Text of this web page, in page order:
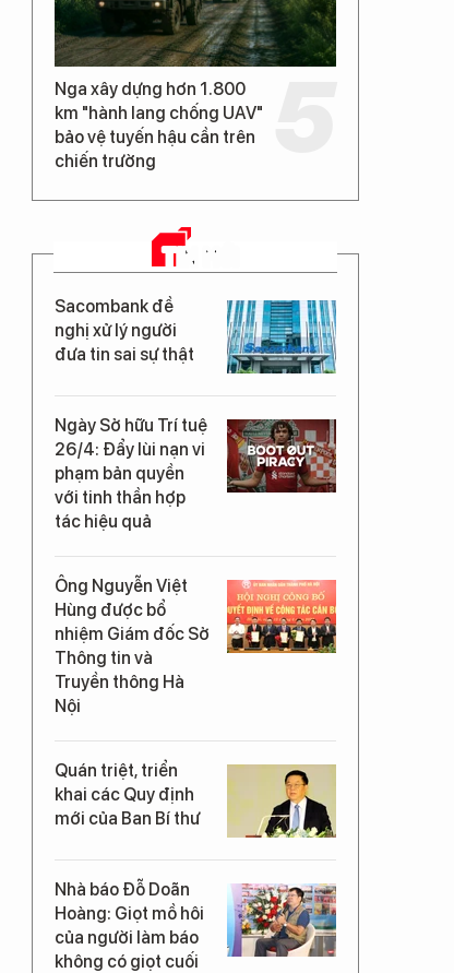
Nga xây dựng hơn 1.800
km "hành lang chống UAV"
bảo vệ tuyến hậu cần trên
chiến trường
TIN MỚI
Sacombank đề
nghị xử lý người
đưa tin sai sự thật
Ngày Sở hữu Trí tuệ
26/4: Đẩy lùi nạn vi
phạm bản quyền
với tinh thần hợp
tác hiệu quả
Ông Nguyễn Việt
Hùng được bổ
nhiệm Giám đốc Sở
Thông tin và
Truyền thông Hà
Nội
Quán triệt, triển
khai các Quy định
mới của Ban Bí thư
Nhà báo Đỗ Doãn
Hoàng: Giọt mồ hôi
của người làm báo
không có giọt cuối